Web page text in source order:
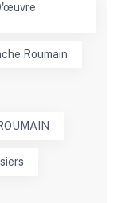
Roumain